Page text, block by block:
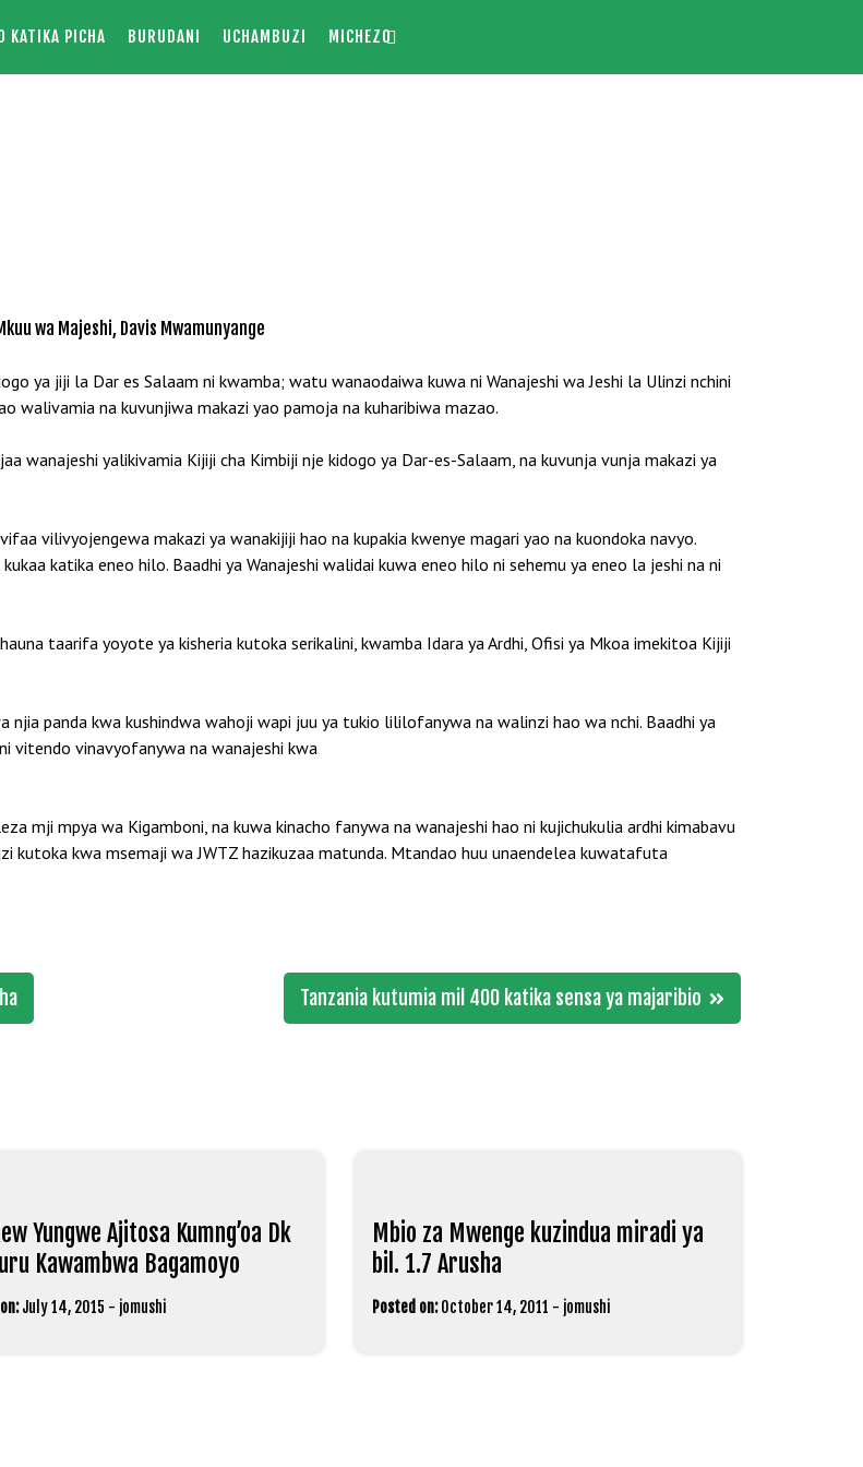
KATIKA PICHA BURUDANI UCHAMBUZI MICHEZO
wa Majeshi, Davis Mwamunyange
ya jiji la Dar es Salaam ni kwamba; watu wanaodaiwa kuwa ni Wanajeshi wa Jeshi la Ulinzi nchini
walivamia na kuvunjiwa makazi yao pamoja na kuharibiwa mazao.
wanajeshi yalikivamia Kijiji cha Kimbiji nje kidogo ya Dar-es-Salaam, na kuvunja vunja makazi ya
vilivyojengewa makazi ya wanakijiji hao na kupakia kwenye magari yao na kuondoka navyo.
katika eneo hilo. Baadhi ya Wanajeshi walidai kuwa eneo hilo ni sehemu ya eneo la jeshi na ni
taarifa yoyote ya kisheria kutoka serikalini, kwamba Idara ya Ardhi, Ofisi ya Mkoa imekitoa Kijiji
panda kwa kushindwa wahoji wapi juu ya tukio lililofanywa na walinzi hao wa nchi. Baadhi ya
vitendo vinavyofanywa na wanajeshi kwa
mji mpya wa Kigamboni, na kuwa kinacho fanywa na wanajeshi hao ni kujichukulia ardhi kimabavu
kutoka kwa msemaji wa JWTZ hazikuzaa matunda. Mtandao huu unaendelea kuwatafuta
Tanzania kutumia mil 400 katika sensa ya majaribio
Yungwe Ajitosa Kumng’oa Dk
Kawambwa Bagamoyo
July 14, 2015 - jomushi
Mbio za Mwenge kuzindua miradi ya
bil. 1.7 Arusha
Posted on: October 14, 2011 - jomushi